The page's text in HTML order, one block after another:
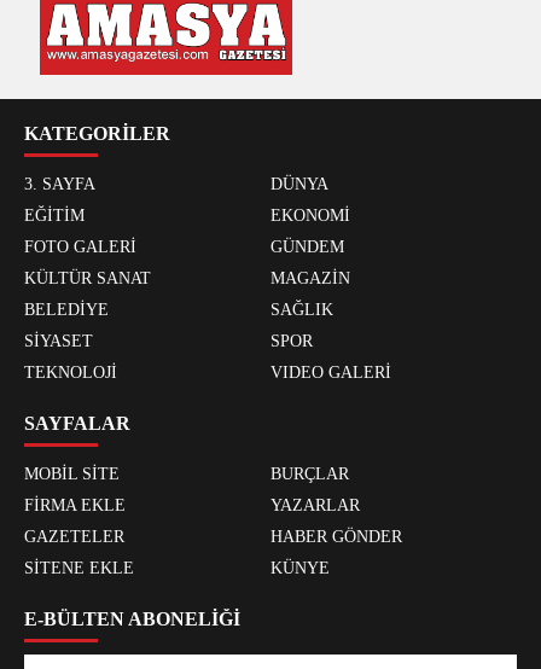
KATEGORİLER
3. SAYFA
DÜNYA
EĞİTİM
EKONOMİ
FOTO GALERİ
GÜNDEM
KÜLTÜR SANAT
MAGAZİN
BELEDİYE
SAĞLIK
SİYASET
SPOR
TEKNOLOJİ
VIDEO GALERİ
SAYFALAR
MOBİL SİTE
BURÇLAR
FİRMA EKLE
YAZARLAR
GAZETELER
HABER GÖNDER
SİTENE EKLE
KÜNYE
E-BÜLTEN ABONELİĞİ